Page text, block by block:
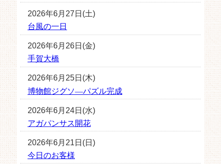
2026年6月27日(土)
台風の一日
2026年6月26日(金)
手賀大橋
2026年6月25日(木)
博物館ジグソ―パズル完成
2026年6月24日(水)
アガパンサス開花
2026年6月21日(日)
今日のお客様